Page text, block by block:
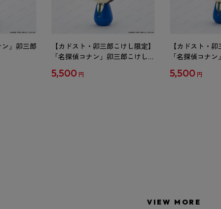
」卯三郎
【カドスト・卯三郎こけし限定】
「名探偵コナン」卯三郎こけし
5,500 円
【カドスト・
「名探偵コナ
5,500 円
VIEW MORE